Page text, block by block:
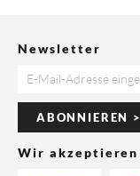
Newsletter
ABONNIEREN >
Wir akzeptieren